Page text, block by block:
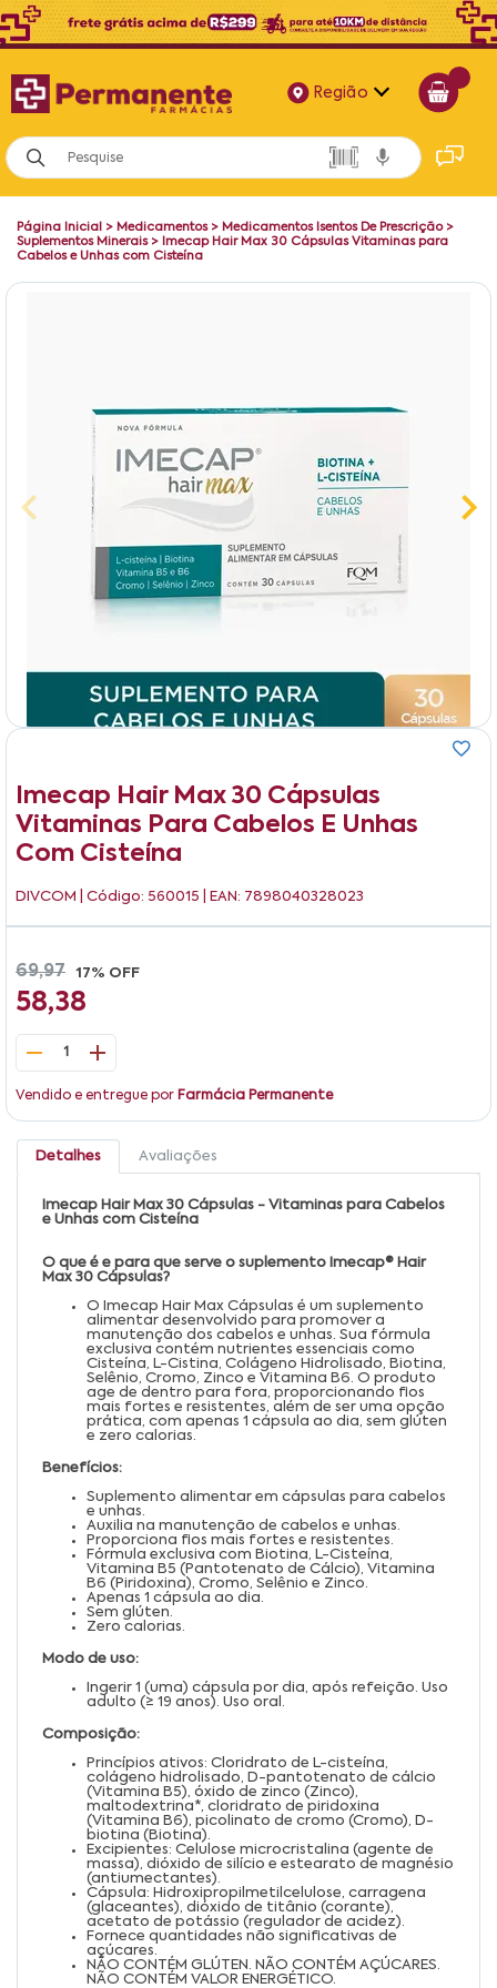
Região
Alagoas
Bahia
Paraíba
Pernambuco
Página Inicial > Medicamentos> Medicamentos Isentos De Prescrição>
Suplementos Minerais> Imecap Hair Max 30 Cápsulas Vitaminas para
Cabelos e Unhas com Cisteína
Imecap Hair Max 30 Cápsulas
Vitaminas Para Cabelos E Unhas
Com Cisteína
DIVCOM | Código: 560015 | EAN: 7898040328023
69,97 17% OFF
58,38
1
Vendido e entregue por Farmácia Permanente
Detalhes Avaliações
Imecap Hair Max 30 Cápsulas - Vitaminas para Cabelos
e Unhas com Cisteína
O que é e para que serve o suplemento Imecap® Hair
Max 30 Cápsulas?
O Imecap Hair Max Cápsulas é um suplemento
alimentar desenvolvido para promover a
manutenção dos cabelos e unhas. Sua fórmula
exclusiva contém nutrientes essenciais como
Cisteína, L-Cistina, Colágeno Hidrolisado, Biotina,
Selênio, Cromo, Zinco e Vitamina B6. O produto
age de dentro para fora, proporcionando fios
mais fortes e resistentes, além de ser uma opção
prática, com apenas 1 cápsula ao dia, sem glúten
e zero calorias.
Benefícios:
Suplemento alimentar em cápsulas para cabelos
e unhas.
Auxilia na manutenção de cabelos e unhas.
Proporciona fios mais fortes e resistentes.
Fórmula exclusiva com Biotina, L-Cisteína,
Vitamina B5 (Pantotenato de Cálcio), Vitamina
B6 (Piridoxina), Cromo, Selênio e Zinco.
Apenas 1 cápsula ao dia.
Sem glúten.
Zero calorias.
Modo de uso:
Ingerir 1 (uma) cápsula por dia, após refeição. Uso
adulto (≥ 19 anos). Uso oral.
Composição:
Princípios ativos: Cloridrato de L-cisteína,
colágeno hidrolisado, D-pantotenato de cálcio
(Vitamina B5), óxido de zinco (Zinco),
maltodextrina*, cloridrato de piridoxina
(Vitamina B6), picolinato de cromo (Cromo), D-
biotina (Biotina).
Excipientes: Celulose microcristalina (agente de
massa), dióxido de silício e estearato de magnésio
(antiumectantes).
Cápsula: Hidroxipropilmetilcelulose, carragena
(glaceantes), dióxido de titânio (corante),
acetato de potássio (regulador de acidez).
Fornece quantidades não significativas de
açúcares.
NÃO CONTÉM GLÚTEN. NÃO CONTÉM AÇÚCARES.
NÃO CONTÉM VALOR ENERGÉTICO.